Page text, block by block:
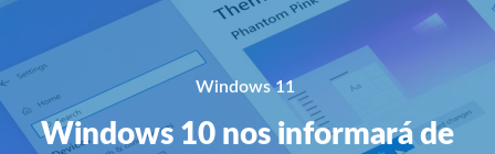
Windows 11
Windows 10 nos informará de